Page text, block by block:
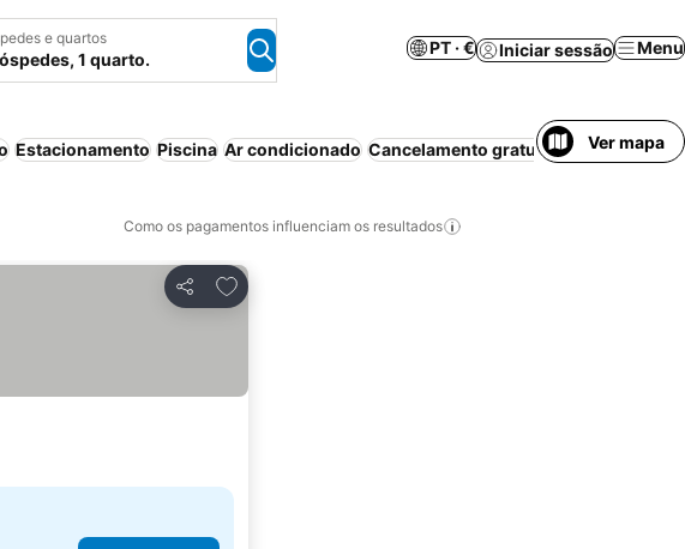
e quartos
1 quarto.
PT · € Iniciar sessão Menu
Estacionamento Piscina Ar condicionado Cancelamento gratuito Aparthotel
Ver mapa
Como os pagamentos influenciam os resultados
Partilhar
Adicionar aos favoritos